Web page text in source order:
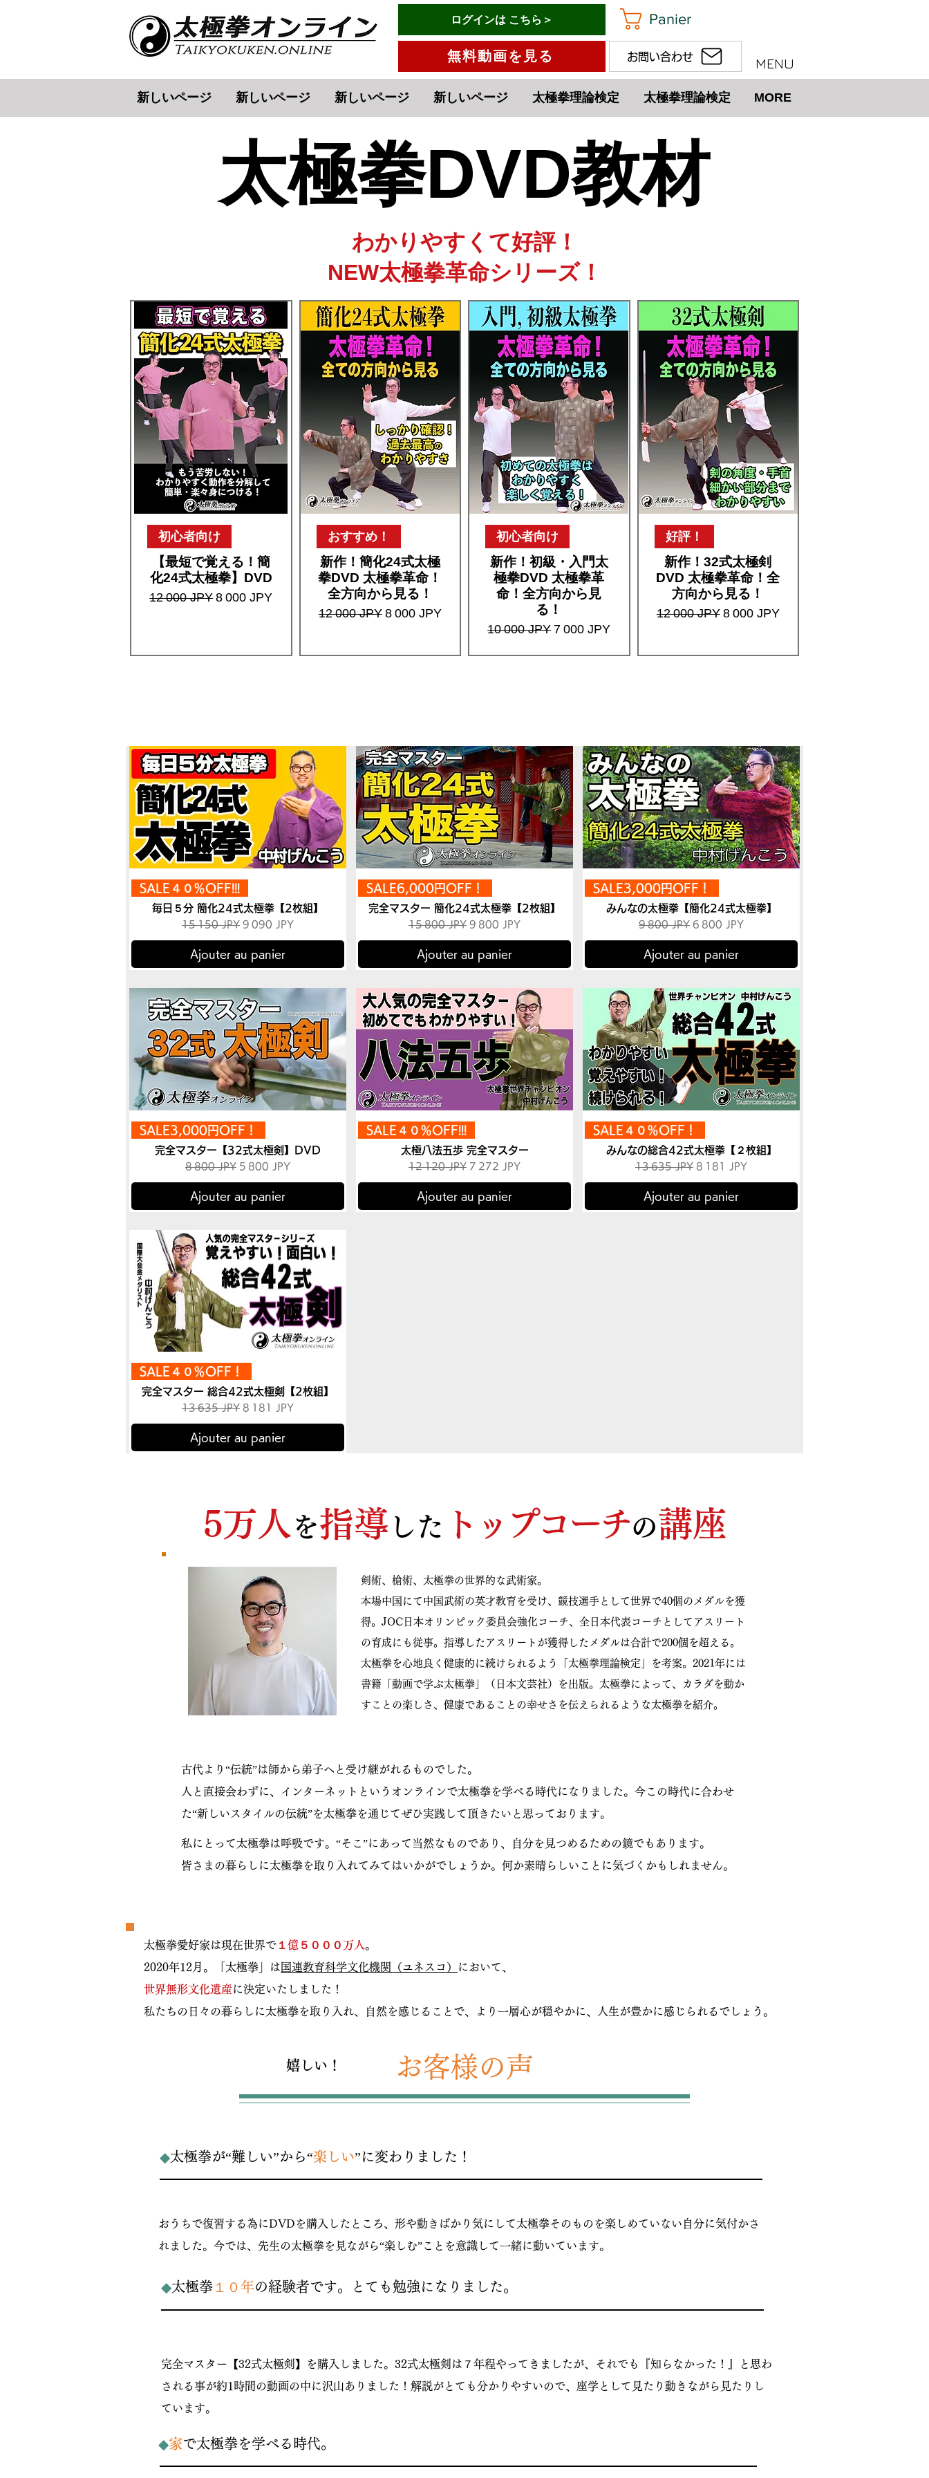
有料会員ログインはこちら→
ログインは こちら＞
無料動画を見る
Panier
お問い合わせ MENU
新しいページ 新しいページ 新しいページ 新しいページ 太極拳理論検定 太極拳理論検定 MORE
太極拳DVD教材
​わかりやすくて好評！
NEW太極拳革命シリーズ！
初心者向け
【最短で覚える！簡
化24式太極拳】DVD
Prix original
12 000 JPYPrix promotionnel
8 000 JPY
おすすめ！
新作！簡化24式太極
拳DVD 太極拳革命！
全方向から見る！
Prix original
12 000 JPY Prix promotionnel
8 000 JPY
初心者向け
新作！初級・入門太
極拳DVD 太極拳革
命！全方向から見
る！
Prix original
10 000 JPY Prix promotionnel
7 000 JPY
好評！
新作！32式太極剣
DVD 太極拳革命！全
方向から見る！
Prix original
12 000 JPY Prix promotionnel
8 000 JPY
SALE４０％OFF!!!
毎日５分 簡化24式太極拳【2枚組】
Prix original
15 150 JPY Prix promotionnel
9 090 JPY
Ajouter au panier
SALE6,000円OFF！
完全マスター 簡化24式太極拳【2枚組】
Prix original
15 800 JPY Prix promotionnel
9 800 JPY
Ajouter au panier
SALE3,000円OFF！
みんなの太極拳【簡化24式太極拳】
Prix original
9 800 JPY Prix promotionnel
6 800 JPY
Ajouter au panier
SALE3,000円OFF！
完全マスター【32式太極剣】DVD
Prix original
8 800 JPY Prix promotionnel
5 800 JPY
Ajouter au panier
SALE４０％OFF!!!
太極八法五歩 完全マスター
Prix original
12 120 JPY Prix promotionnel
7 272 JPY
Ajouter au panier
SALE４０％OFF！
みんなの総合42式太極拳【２枚組】
Prix original
13 635 JPY Prix promotionnel
8 181 JPY
Ajouter au panier
SALE４０％OFF！
完全マスター 総合42式太極剣【2枚組】
Prix original
13 635 JPY Prix promotionnel
8 181 JPY
Ajouter au panier
5万人 を指導 した トップコーチの講座
剣術、槍術、太極拳の世界的な武術家。
本場中国にて中国武術の英才教育を受け、競技選手として世界で40個のメダルを獲
得。JOC日本オリンピック委員会強化コーチ、全日本代表コーチとしてアスリート
の育成にも従事。指導したアスリートが獲得したメダルは合計で200個を超える。
太極拳を心地良く健康的に続けられるよう「太極拳理論検定」を考案。2021年には
書籍「動画で学ぶ太極拳」（日本文芸社）を出版。太極拳によって、カラダを動か
すことの楽しさ、健康であることの幸せさを伝えられるような太極拳を紹介。
古代より“伝統”は師から弟子へと受け継がれるものでした。
人と直接会わずに、インターネットというオンラインで太極拳を学べる時代になりました。今この時代に合わせ
た“新しいスタイルの伝統”を太極拳を通じてぜひ実践して頂きたいと思っております。
私にとって太極拳は呼吸です。“そこ”にあって当然なものであり、自分を見つめるための鏡でもあります。
皆さまの暮らしに太極拳を取り入れてみてはいかがでしょうか。何か素晴らしいことに気づくかもしれません。
太極拳愛好家は現在世界で １億５０００万人。
2020年12月。「太極拳」は 国連教育科学文化機関（ユネスコ）
において、
世界無形文化遺産に決定いたしました！
私たちの日々の暮らしに太極拳を取り入れ、自然を感じることで、より一層心が穏やかに、人生が豊かに感じられるでしょう。
お客様の声
嬉しい！
◆太極拳が“難しい”から“楽しい”に変わりました！
​おうちで復習する為にDVDを購入したところ、形や動きばかり気にして太極拳そのものを楽しめていない自分に気付かさ
れました。今では、先生の太極拳を見ながら“楽しむ”ことを意識して一緒に動いています。
◆太極拳 １０年の経験者です。とても勉強になりました。
完全マスター【32式太極剣】を購入しました。32式太極剣は７年程やってきましたが、それでも『知らなかった！』と思わ
される事が約1時間の動画の中に沢山ありました！​解説がとても分かりやすいので、座学として見たり動きながら見たりし
ています。
◆家で太極拳を学べる時代。